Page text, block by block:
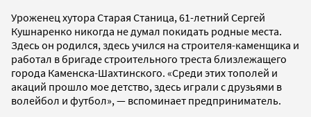
Уроженец хутора Старая Станица, 61-летний Сергей
Кушнаренко никогда не думал покидать родные места.
Здесь он родился, здесь учился на строителя-каменщика и
работал в бригаде строительного треста близлежащего
города Каменска-Шахтинского. «Среди этих тополей и
акаций прошло мое детство, здесь играли с друзьями в
волейбол и футбол», — вспоминает предприниматель.